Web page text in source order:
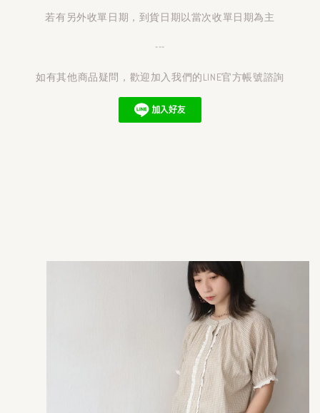
若有另外收單日期，到貨日期以當次收單日期為主
---
如有其他商品疑問，歡迎加入我們的LINE官方帳號諮詢